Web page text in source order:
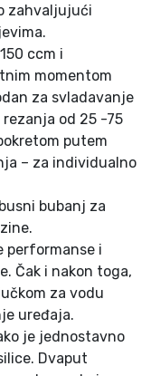
zahvaljujući
ccm i
momentom
za svladavanje
od 25 -75
putem
– za individualno
bubanj za
performanse i
Čak i nakon toga,
za vodu
uređaja.
je jednostavno
Dvaput